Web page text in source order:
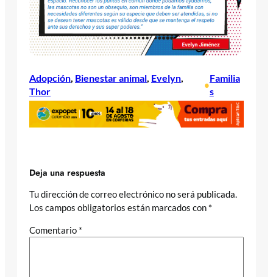
Adopción, Bienestar animal, Evelyn
Thor
•
Familia
s
Deja una respuesta
Tu dirección de correo electrónico no será publicada.
Los campos obligatorios están marcados con *
Comentario *